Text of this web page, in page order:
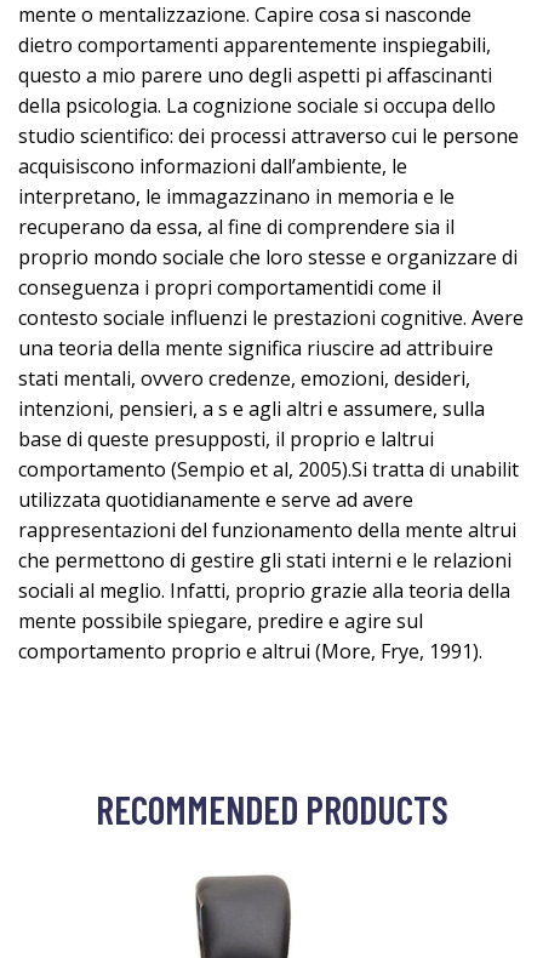
mente o mentalizzazione. Capire cosa si nasconde
dietro comportamenti apparentemente inspiegabili,
questo a mio parere uno degli aspetti pi affascinanti
della psicologia. La cognizione sociale si occupa dello
studio scientifico: dei processi attraverso cui le persone
acquisiscono informazioni dall’ambiente, le
interpretano, le immagazzinano in memoria e le
recuperano da essa, al fine di comprendere sia il
proprio mondo sociale che loro stesse e organizzare di
conseguenza i propri comportamentidi come il
contesto sociale influenzi le prestazioni cognitive. Avere
una teoria della mente significa riuscire ad attribuire
stati mentali, ovvero credenze, emozioni, desideri,
intenzioni, pensieri, a s e agli altri e assumere, sulla
base di queste presupposti, il proprio e laltrui
comportamento (Sempio et al, 2005).Si tratta di unabilit
utilizzata quotidianamente e serve ad avere
rappresentazioni del funzionamento della mente altrui
che permettono di gestire gli stati interni e le relazioni
sociali al meglio. Infatti, proprio grazie alla teoria della
mente possibile spiegare, predire e agire sul
comportamento proprio e altrui (More, Frye, 1991).
RECOMMENDED PRODUCTS